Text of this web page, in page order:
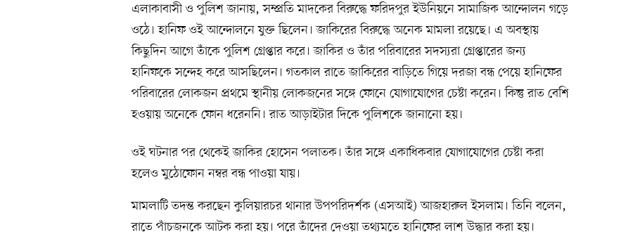
এলাকাবাসী ও পুলিশ জানায়, সম্প্রতি মাদকের বিরুদ্ধে ফরিদপুর ইউনিয়নে সামাজিক আন্দোলন গড়ে
ওঠে। হানিফ ওই আন্দোলনে যুক্ত ছিলেন। জাকিরের বিরুদ্ধে অনেক মামলা রয়েছে। এ অবস্থায়
কিছুদিন আগে তাঁকে পুলিশ গ্রেপ্তার করে। জাকির ও তাঁর পরিবারের সদস্যরা গ্রেপ্তারের জন্য
হানিফকে সন্দেহ করে আসছিলেন। গতকাল রাতে জাকিরের বাড়িতে গিয়ে দরজা বন্ধ পেয়ে হানিফের
পরিবারের লোকজন প্রথমে স্থানীয় লোকজনের সঙ্গে ফোনে যোগাযোগের চেষ্টা করেন। কিন্তু রাত বেশি
হওয়ায় অনেকে ফোন ধরেননি। রাত আড়াইটার দিকে পুলিশকে জানানো হয়।
ওই ঘটনার পর থেকেই জাকির হোসেন পলাতক। তাঁর সঙ্গে একাধিকবার যোগাযোগের চেষ্টা করা
হলেও মুঠোফোন নম্বর বন্ধ পাওয়া যায়।
মামলাটি তদন্ত করছেন কুলিয়ারচর থানার উপপরিদর্শক (এসআই) আজহারুল ইসলাম। তিনি বলেন,
রাতে পাঁচজনকে আটক করা হয়। পরে তাঁদের দেওয়া তথ্যমতে হানিফের লাশ উদ্ধার করা হয়।